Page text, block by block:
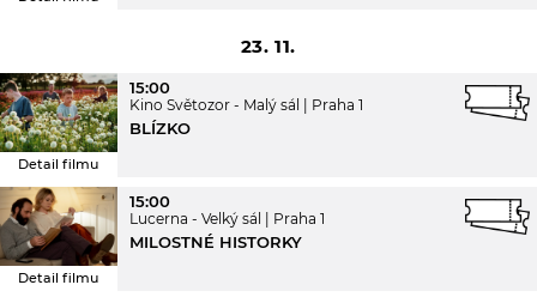
23. 11.
Detail filmu
15:00
Kino Světozor - Malý sál Praha 1
BLÍZKO
Detail filmu
15:00
Lucerna - Velký sál Praha 1
MILOSTNÉ HISTORKY